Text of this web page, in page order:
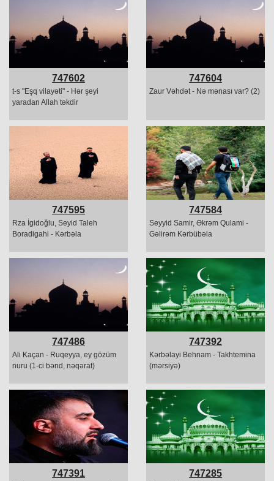
747602
t-s "Eşq vilayəti" - Hər şeyi
yaradan Allah təkdir
747604
Zaur Vəhdət - Nə mənası var? (2)
747595
Rza İgidoğlu, Seyid Taleh
Boradigahi - Kərbəla
747584
Seyyid Samir, Əkrəm Qulami -
Gəlirəm Kərbübəla
747486
Ali Kaçan - Ruqeyya, ey gözüm
nuru (1-ci bənd, nəqərat)
747392
Kərbəlayi Behnam - Takhtemina
(mərsiyə)
747391 747285